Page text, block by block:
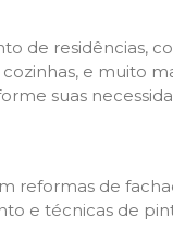
de residências,
e muito
suas
reformas de
e técnicas de